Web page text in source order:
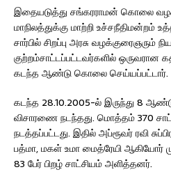
இதையடுத்து சங்கரராமன் கொலை
மாநிலத்துக்கு மாற்றி உச்சநீதிமன்றம்
சார்பில் சிறப்பு அரசு வழக்குரைஞரும்
குற்றம்சாட்டப்பட்டவர்களில்
கடந்த ஆண்டு கொலை செய்யப்பட்டார்.
கடந்த 28.10.2005-ல் இருந்து 8
விசாரணை நடந்தது. மொத்தம் 370
நடத்தப்பட்டது. இதில் அப்ரூவர் ரவி
பத்மா, மகள் உமா மைத்ரேயி ஆகியோர்
83 பேர் பிறழ் சாட்சியம் அளித்தனர்.